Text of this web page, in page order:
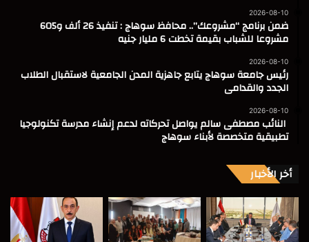
2026-08-10
ضمن برنامج “مشروعك”.. محافظ سوهاج : تنفيذ 26 ألف و605
مشروعا للشباب بقيمة تخطت 6 مليار جنيه
2026-08-10
رئيس جامعة سوهاج يتابع جاهزية المدن الجامعية لاستقبال الطلاب
الجدد والقدامى
2026-08-10
النائب مصطفى سالم يواصل تحركاته لدعم إنشاء مدرسة تكنولوجيا
تطبيقية متخصصة لأبناء سوهاج
أخر الأخبار